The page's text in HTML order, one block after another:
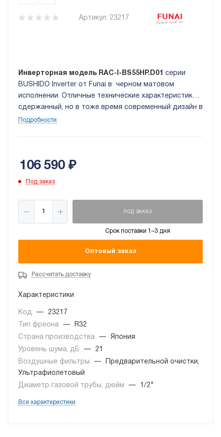
Артикул: 23217
Инверторная модель RAC-I-BS55HP.D01
серии
BUSHIDO Inverter от Funai в черном матовом
исполнении. Отличные технические характеристики и
сдержанный, но в тоже время современный дизайн в
одном корпусе. Класс энергоэффективности EU ERP
Подробности
106 590₽
Под заказ
ПОД ЗАКАЗ
Срок поставки 1–3 дня
Оптовый заказ
Рассчитать доставку
Характеристики
Код —
23217
Тип фреона
—
R32
Страна производства
—
Япония
Уровень шума, дБ
—
21
Воздушные фильтры
—
Предварительной очистки,
Ультрафиолетовый
Диаметр газовой трубы, дюйм
— 1/2"
Все характеристики